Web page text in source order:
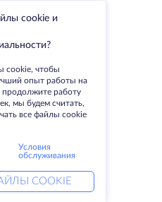
cookie и
cookie, чтобы
опыт работы на
работу
мы будем считать,
все файлы cookie
Условия
обслуживания
COOKIE